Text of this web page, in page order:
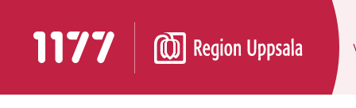
Till startsidan för 1177